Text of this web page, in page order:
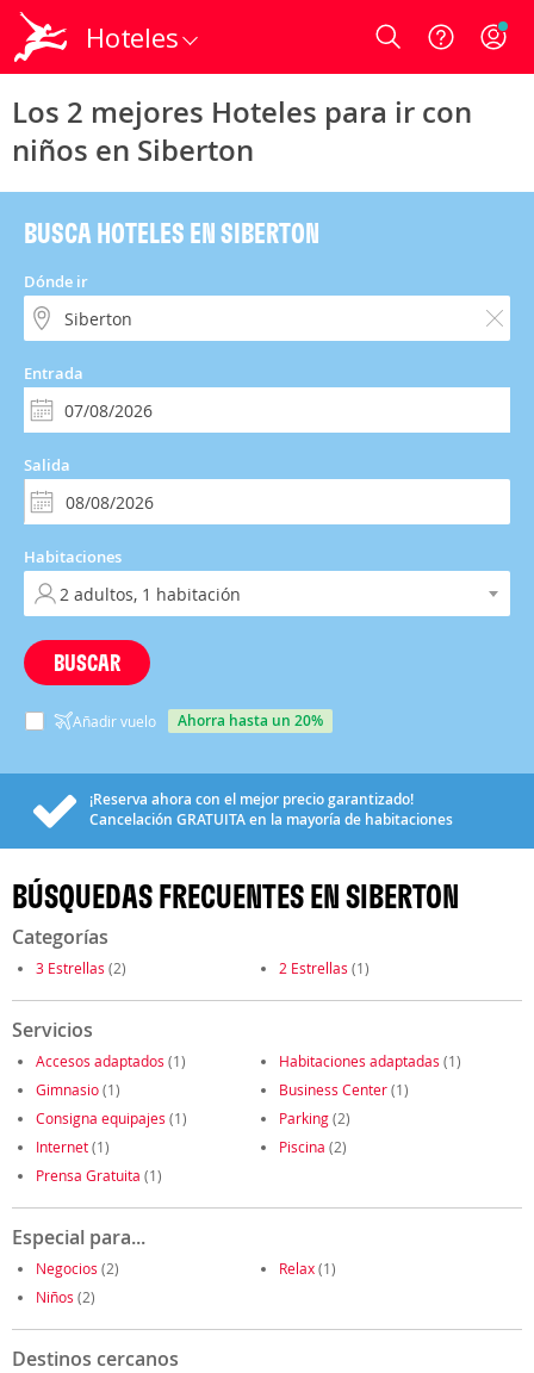
Hoteles Login
Los 2 mejores Hoteles para ir con
niños en Siberton
BUSCA HOTELES EN SIBERTON
Dónde ir
Entrada
Salida
Habitaciones
BUSCAR
Añadir vuelo ahorra hasta un 20%
¡Reserva ahora con el mejor precio garantizado!
Cancelación GRATUITAen la mayoría de habitaciones
BÚSQUEDAS FRECUENTES EN SIBERTON
Categorías
3 Estrellas (2) 2 Estrellas (1)
Servicios
Accesos adaptados (1) Habitaciones adaptadas (1)
Gimnasio(1) Business Center(1)
Consigna equipajes (1) Parking(2)
Internet(1) Piscina (2)
Prensa Gratuita (1)
Especial para...
Negocios (2) Relax(1)
Niños (2)
Destinos cercanos